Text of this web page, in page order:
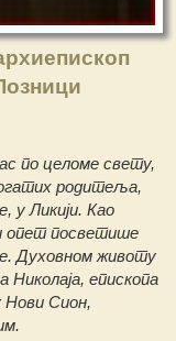
по целоме свету,
родитеља,
у Ликији. Као
опет посветише
Духовном животу
Николаја, епископа
Нови Сион,